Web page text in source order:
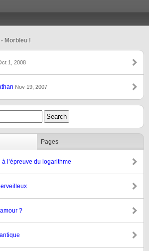
Morbleu !
1, 2008
Nov 19, 2007
Pages
à l’épreuve du logarithme
?